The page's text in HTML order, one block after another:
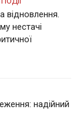
відновлення.
нестачі
надійний